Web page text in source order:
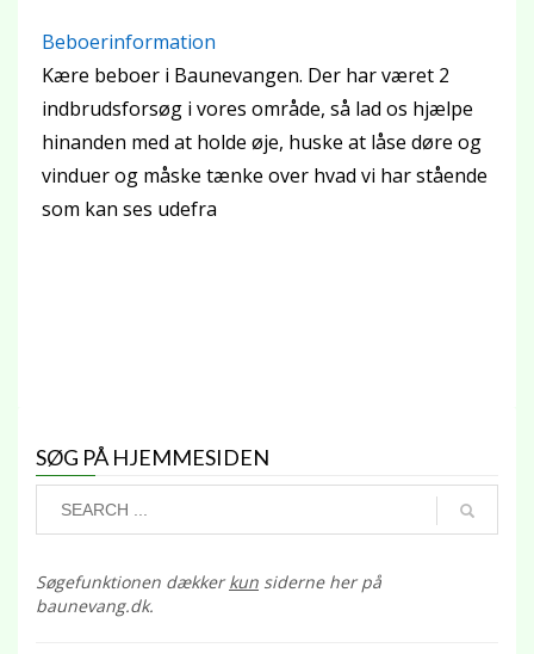
Beboerinformation
Kære beboer i Baunevangen. Der har været 2
indbrudsforsøg i vores område, så lad os hjælpe
hinanden med at holde øje, huske at låse døre og
vinduer og måske tænke over hvad vi har stående
som kan ses udefra
SØG PÅ HJEMMESIDEN
Søgefunktionen dækkerkun siderne her på
baunevang.dk.